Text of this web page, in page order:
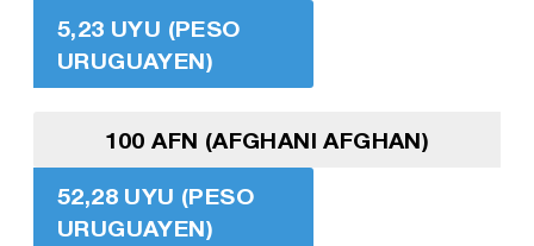
5,23 UYU (PESO
URUGUAYEN)
100 AFN (AFGHANI AFGHAN)
52,28 UYU (PESO
URUGUAYEN)